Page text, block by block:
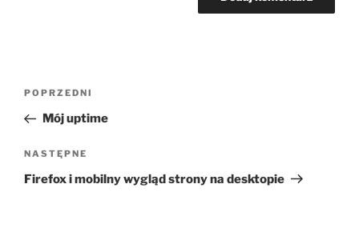
Nawigacja
Poprzedni
wpis
POPRZEDNI
Mój uptime
Następny
wpis
NASTĘPNE
Firefox i mobilny wygląd strony na desktopie